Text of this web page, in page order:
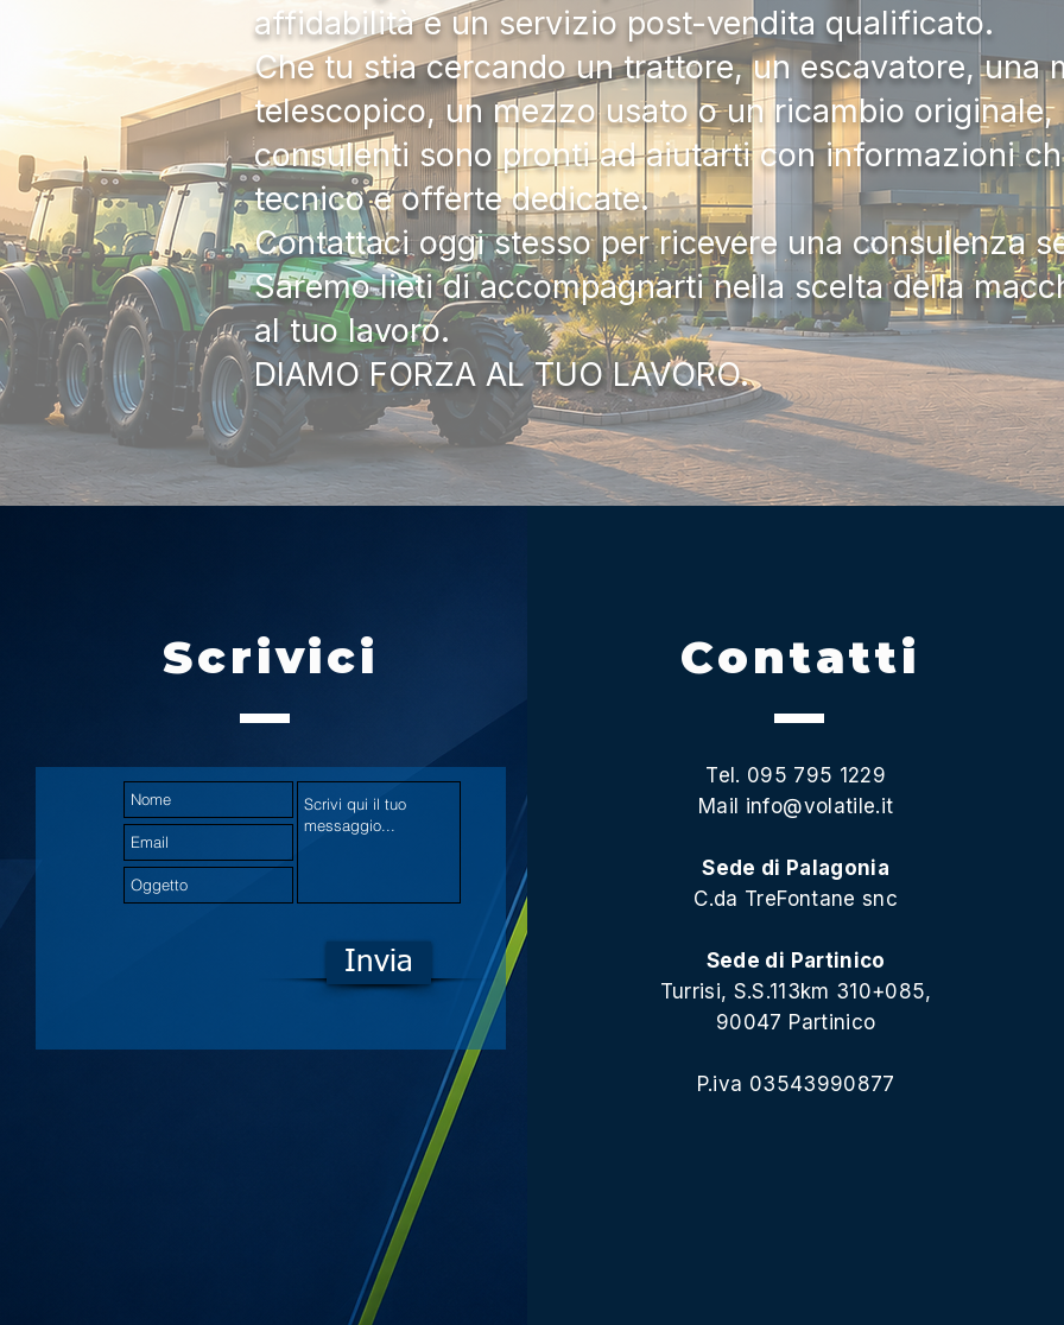
affidabilità e un servizio post-vendita qualificato.
Che tu stia cercando un trattore, un escavatore, una
telescopico, un mezzo usato o un ricambio
consulenti sono pronti ad aiutarti con informazioni
tecnico e offerte dedicate.
Contattaci oggi stesso per ricevere una consulenza
Saremo lieti di accompagnarti nella scelta della
al tuo lavoro.
DIAMO FORZA AL TUO LAVORO.
Scrivici
Invia
Contatti
Tel. 095 795 1229
Mail info@volatile.it
Sede di Palagonia
C.da TreFontane snc
Sede di Partinico
Turrisi, S.S.113km 310+085,
90047 Partinico
P.iva 03543990877